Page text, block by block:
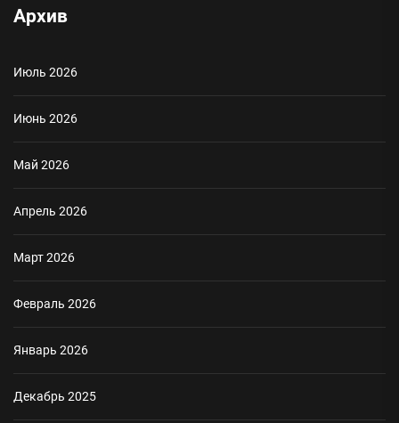
Архив
Июль 2026
Июнь 2026
Май 2026
Апрель 2026
Март 2026
Февраль 2026
Январь 2026
Декабрь 2025